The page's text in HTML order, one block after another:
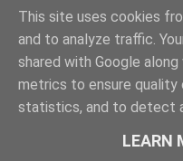
ΦΟΥΝΤΑΣ
This site uses cookies
and to analyze traffic.
shared with Google
metrics to ensure quality
statistics, and to detect
LEARN